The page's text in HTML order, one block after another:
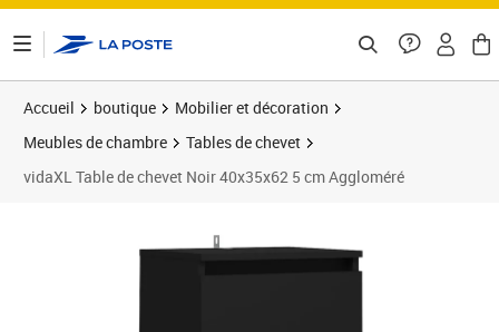
Accueil boutique
Mobilier et décoration
Meubles de chambre
Tables de chevet
vidaXL Table de chevet Noir 40x35x62 5 cm Aggloméré